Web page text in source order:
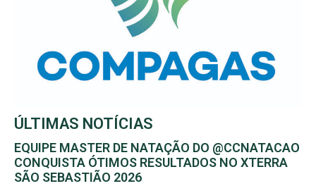
ÚLTIMAS NOTÍCIAS
EQUIPE MASTER DE NATAÇÃO DO @CCNATACAO
CONQUISTA ÓTIMOS RESULTADOS NO XTERRA
SÃO SEBASTIÃO 2026